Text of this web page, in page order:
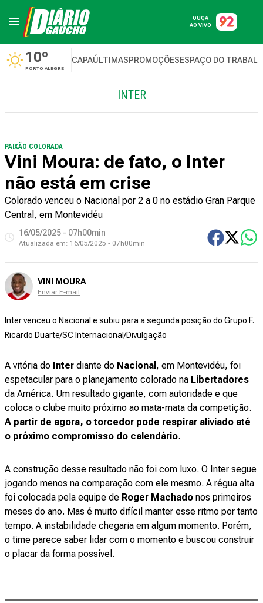
OUÇA
AO VIVO
10º
PORTO ALEGRE
CAPAÚLTIMASPROMOÇÕESESPAÇO DO
INTER
PAIXÃO COLORADA
Vini Moura: de fato, o Inter
não está em crise
Colorado venceu o Nacional por 2 a 0 no estádio Gran Parque
Central, em Montevidéu
16/05/2025 - 07h00min
Atualizada em: 16/05/2025 - 07h00min
VINI MOURA
Enviar E-mail
Inter venceu o Nacional e subiu para a segunda posição do Grupo F.
Ricardo Duarte/SC Internacional/Divulgação
A vitória do Inter diante do Nacional , em Montevidéu, foi
espetacular para o planejamento colorado na Libertadores
da América. Um resultado gigante, com autoridade e que
coloca o clube muito próximo ao mata-mata da competição.
A partir de agora, o torcedor pode respirar aliviado até
o próximo compromisso do calendário.
A construção desse resultado não foi com luxo. O Inter segue
jogando menos na comparação com ele mesmo. A régua alta
foi colocada pela equipe de Roger Machado nos primeiros
meses do ano. Mas é muito difícil manter esse ritmo por tanto
tempo. A instabilidade chegaria em algum momento. Porém,
o time parece saber lidar com o momento e buscou construir
o placar da forma possível.